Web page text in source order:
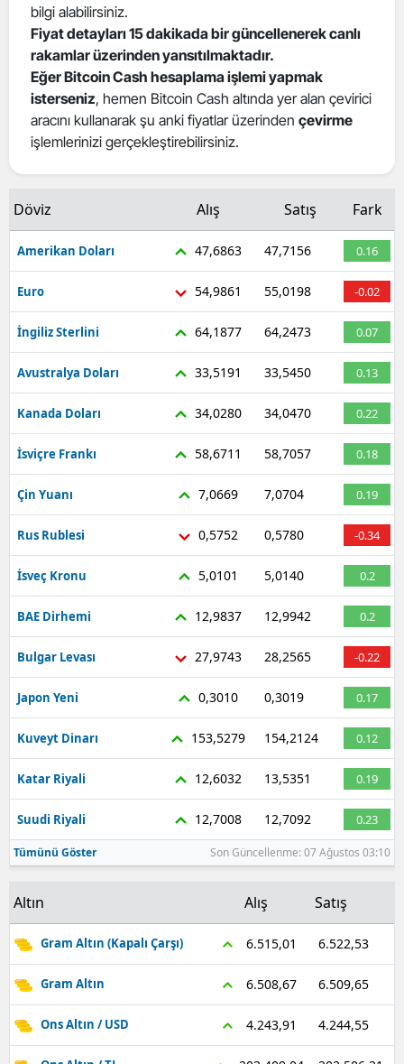
bilgi alabilirsiniz.
Fiyat detayları 15 dakikada bir güncellenerek canlı
rakamlar üzerinden yansıtılmaktadır.
Eğer Bitcoin Cash hesaplama işlemi yapmak
isterseniz, hemen Bitcoin Cash altında yer alan çevirici
aracını kullanarak şu anki fiyatlar üzerinden çevirme
işlemlerinizi gerçekleştirebilirsiniz.
Döviz Alış Satış Fark
Amerikan Doları 47,6863 47,7156 0.16
Euro 54,9861 55,0198 -0.02
İngiliz Sterlini 64,1877 64,2473 0.07
Avustralya Doları 33,5191 33,5450 0.13
Kanada Doları 34,0280 34,0470 0.22
İsviçre Frankı 58,6711 58,7057 0.18
Çin Yuanı 7,0669 7,0704 0.19
Rus Rublesi 0,5752 0,5780 -0.34
İsveç Kronu 5,0101 5,0140 0.2
BAE Dirhemi 12,9837 12,9942 0.2
Bulgar Levası 27,9743 28,2565 -0.22
Japon Yeni 0,3010 0,3019 0.17
Kuveyt Dinarı 153,5279 154,2124 0.12
Katar Riyali 12,6032 13,5351 0.19
Suudi Riyali 12,7008 12,7092 0.23
Tümünü Göster Son Güncellenme: 07 Ağustos 03:10
Altın Alış Satış
Gram Altın (Kapalı Çarşı) 6.515,01 6.522,53
Gram Altın 6.508,67 6.509,65
Ons Altın / USD 4.243,91 4.244,55